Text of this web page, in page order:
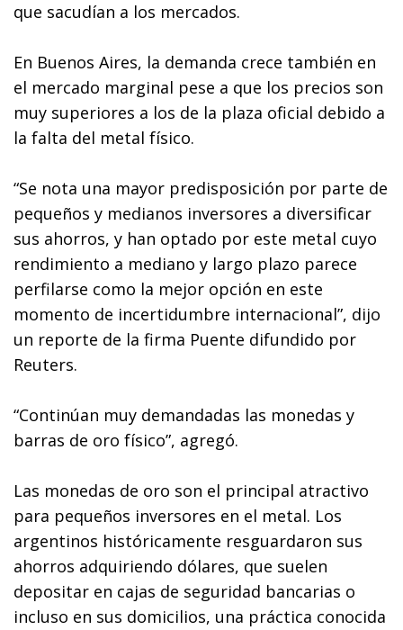
que sacudían a los mercados.
En Buenos Aires, la demanda crece también en
el mercado marginal pese a que los precios son
muy superiores a los de la plaza oficial debido a
la falta del metal físico.
“Se nota una mayor predisposición por parte de
pequeños y medianos inversores a diversificar
sus ahorros, y han optado por este metal cuyo
rendimiento a mediano y largo plazo parece
perfilarse como la mejor opción en este
momento de incertidumbre internacional”, dijo
un reporte de la firma Puente difundido por
Reuters.
“Continúan muy demandadas las monedas y
barras de oro físico”, agregó.
Las monedas de oro son el principal atractivo
para pequeños inversores en el metal. Los
argentinos históricamente resguardaron sus
ahorros adquiriendo dólares, que suelen
depositar en cajas de seguridad bancarias o
incluso en sus domicilios, una práctica conocida